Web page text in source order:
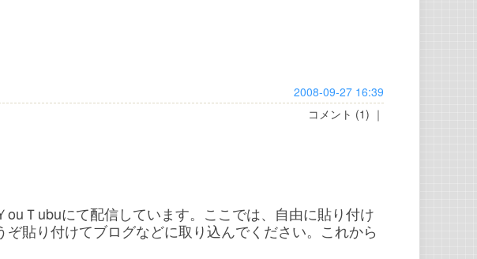
2008-09-27 16:39
コメント (1) ｜
Ｔubuにて配信しています。ここでは、自由に貼り付け
貼り付けてブログなどに取り込んでください。これから